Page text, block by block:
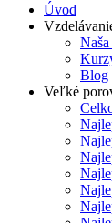
Úvod
Blog
Veľké